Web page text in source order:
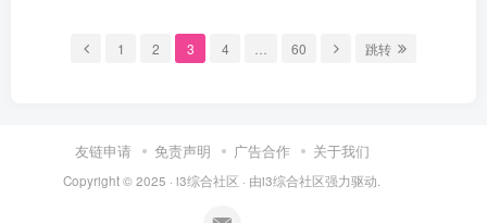
1 2 3 4 60 跳转
友链申请 免责声明 广告合作 关于我们
Copyright © 2025 · i3综合社区 · 由i3综合社区强力驱动.